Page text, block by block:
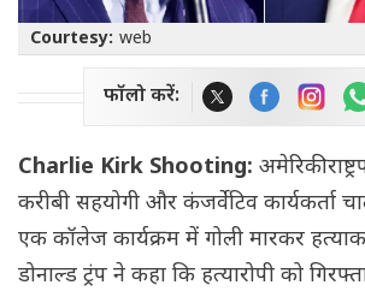
Courtesy: web
फॉलो करें:
Charlie Kirk Shooting: अमेरिकी
करीबी सहयोगी और कंजर्वेटिव कार्यकर्ता
एक कॉलेज कार्यक्रम में गोली मारकर
डोनाल्ड ट्रंप ने कहा कि हत्यारोपी को